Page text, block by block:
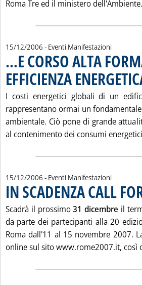
Roma Tre ed il ministero
15/12/2006 - Eventi Manifestazioni
…E CORSO ALTA
EFFICIENZA
I costi energetici globali di un
rappresentano ormai un
ambientale. Ciò pone di grande
al contenimento dei consumi
15/12/2006 - Eventi Manifestazioni
IN SCADENZA CALL
Scadrà il prossimo31 dicembre il
da parte dei partecipanti alla 20
Roma dall'11 al 15 novembre 2007.
online sul sito www.rome2007.it, così